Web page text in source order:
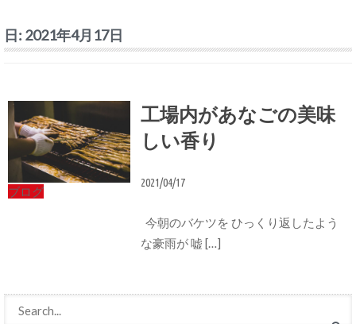
日: 2021年4月17日
ブログ
工場内があなごの美味
しい香り
2021/04/17
今朝のバケツを ひっくり返したよう
な豪雨が 嘘 […]